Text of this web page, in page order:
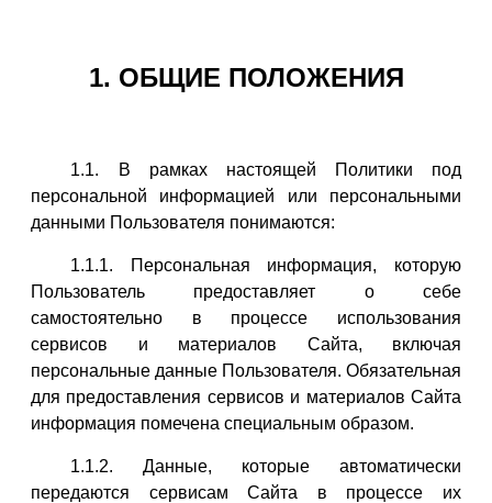
1. ОБЩИЕ ПОЛОЖЕНИЯ
1.1. В рамках настоящей Политики под
персональной информацией или персональными
данными Пользователя понимаются:
1.1.1. Персональная информация, которую
Пользователь предоставляет о себе
самостоятельно в процессе использования
сервисов и материалов Сайта, включая
персональные данные Пользователя. Обязательная
для предоставления сервисов и материалов Сайта
информация помечена специальным образом.
1.1.2. Данные, которые автоматически
передаются сервисам Сайта в процессе их